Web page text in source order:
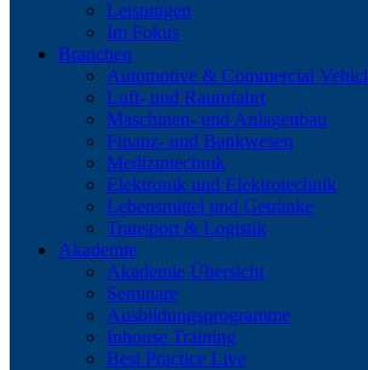
Leistungen
Im Fokus
Branchen
Automotive & Commercial
Luft- und Raumfahrt
Maschinen- und Anlagenbau
Finanz- und Bankwesen
Medizintechnik
Elektronik und Elektrotechnik
Lebensmittel und Getränke
Transport & Logistik
Akademie
Akademie Übersicht
Seminare
Ausbildungsprogramme
Inhouse Training
Best Practice Live